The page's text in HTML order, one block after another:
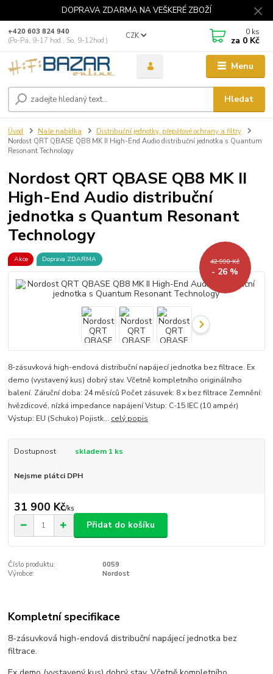
DOPRAVA ZDARMA NA VEŠKERÉ ZBOŽÍ
Menu
CZK
Hledat
+420 603 824 940
(Po-Pá, 9-17 hod., So, 9-12hod.)
0 ks
za 0 Kč
Úvod Naše nabídka
Distribuční jednotky, přepěťové ochrany a filtry
Nordost QRT QBASE QB8 MK II High-End Audio distribuční jednotka s Quantum
Resonant Technology
Nordost QRT QBASE QB8 MK II
High-End Audio distribuční
jednotka s Quantum Resonant
Technology
Akce Doprava ZDARMA 42 990 Kč
- 26 %
8-zásuvková high-endová distribuční napájecí jednotka bez filtrace. Ex
demo (vystavený kus) dobrý stav. Včetně kompletního originálního
balení. Záruční doba: 24 měsíců Počet zásuvek: 8 x bez filtrace Zemnění:
hvězdicové, nízká impedance napájení Vstup: C-15 IEC (10 ampér)
Výstup: EU (Schuko) Pojistk... celý popis
Dostupnost skladem 1 ks
Nejsme plátci DPH
31 900 Kč/ks
Přidat do košíku
Číslo produktu:
0059
Výrobce:
Nordost
Kompletní specifikace
8-zásuvková high-endová distribuční napájecí jednotka bez
filtrace.